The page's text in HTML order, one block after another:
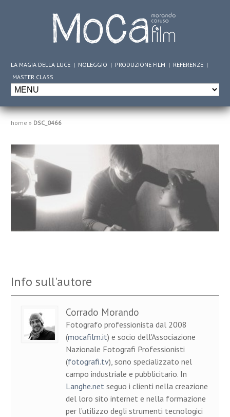
LA MAGIA DELLA LUCE | NOLEGGIO | PRODUZIONE FILM | REFERENZE |
MASTER CLASS
home » DSC_0466
Info sull'autore
Corrado Morando
Fotografo professionista dal 2008
(mocafilm.it) e socio dell'Associazione
Nazionale Fotografi Professionisti
(fotografi.tv), sono specializzato nel
campo industriale e pubblicitario. In
Langhe.net seguo i clienti nella creazione
del loro sito internet e nella formazione
per l’utilizzo degli strumenti tecnologici